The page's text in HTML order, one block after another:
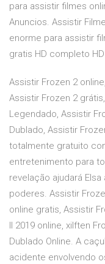
para assistir filmes
Anuncios. Assistir
enorme para assistir
gratis HD completo HD
Assistir Frozen 2
Assistir Frozen 2
Legendado, Assistir
Dublado, Assistir
totalmente gratuito
entretenimento para
revelação ajudará
poderes. Assistir
online gratis, Assistir
II 2019 online, xilften
Dublado Online. A
acidente envolvendo